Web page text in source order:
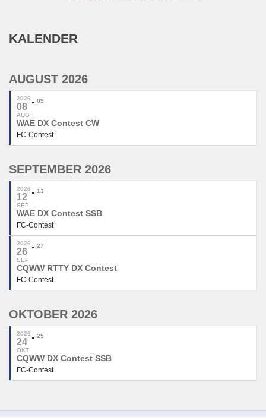
KALENDER
AUGUST 2026
2026
08
AUG
09
WAE DX Contest CW
FC-Contest
SEPTEMBER 2026
2026
12
SEP
13
WAE DX Contest SSB
FC-Contest
2026
26
SEP
27
CQWW RTTY DX Contest
FC-Contest
OKTOBER 2026
2026
24
OKT
25
CQWW DX Contest SSB
FC-Contest